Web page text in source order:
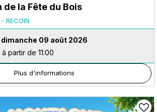
la Fête du Bois
RECOIN
09 août 2026
à partir de 11:00
Plus d'informations